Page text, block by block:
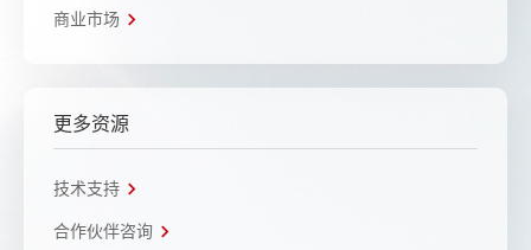
商业市场
更多资源
技术支持
合作伙伴咨询